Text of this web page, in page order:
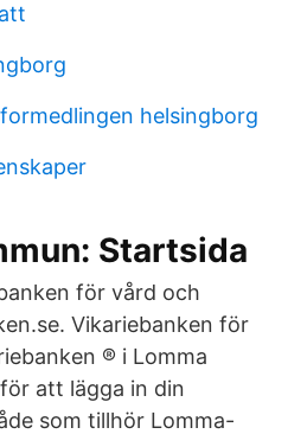
helsingborg
Startsida
för vård och
Vikariebanken för
® i Lomma
att lägga in din
som tillhör Lomma-